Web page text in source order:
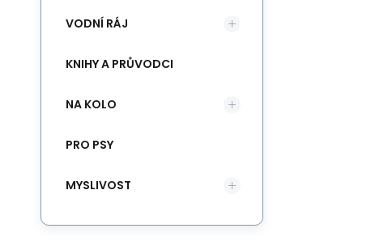
VODNÍ RÁJ
KNIHY A PRŮVODCI
NA KOLO
PRO PSY
MYSLIVOST